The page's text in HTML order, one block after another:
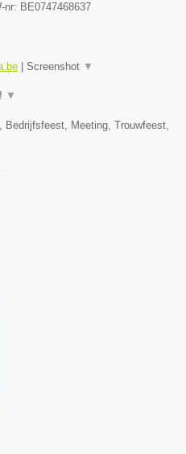
nr: BE0747468637
Screenshot ▼
▼
Bedrijfsfeest, Meeting, Trouwfeest,